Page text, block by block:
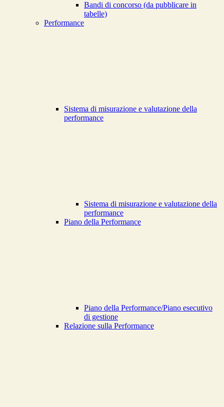
Bandi di concorso (da pubblicare in
tabelle)
Performance
Sistema di misurazione e valutazione della
performance
Sistema di misurazione e valutazione della
performance
Piano della Performance
Piano della Performance/Piano esecutivo
di gestione
Relazione sulla Performance